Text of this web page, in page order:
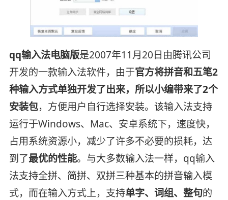
qq输入法电脑版是2007年11月20日由腾讯公司
开发的一款输入法软件，由于官方将拼音和五笔2
种输入方式单独开发了出来，所以小编带来了2个
安装包，方便用户自行选择安装。该输入法支持
运行于Windows、Mac、安卓系统下，速度快，
占用系统资源小，减少了许多不必要的损耗，达
到了最优的性能。与大多数输入法一样，qq输入
法支持全拼、简拼、双拼三种基本的拼音输入模
式，而在输入方式上，支持单字、词组、整句的